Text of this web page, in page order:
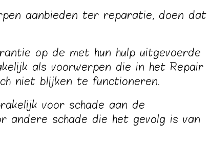
aanbieden ter reparatie, doen dat
op de met hun hulp uitgevoerde
als voorwerpen die in het Repair
niet blijken te functioneren.
voor schade aan de
andere schade die het gevolg is van